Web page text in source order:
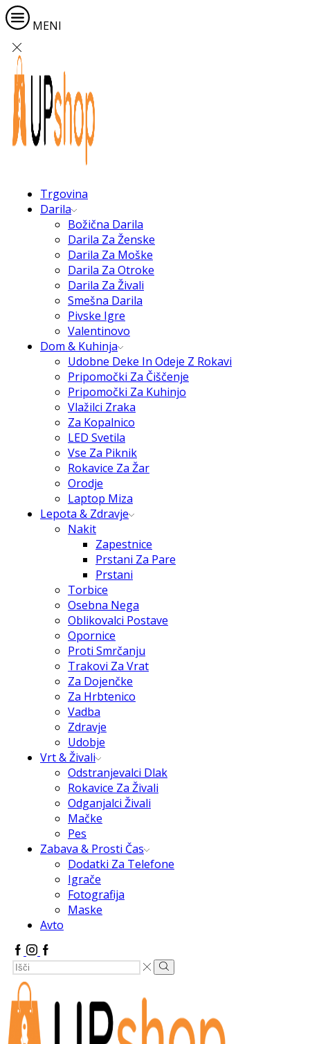
MENI
Trgovina
Darila
Božična Darila
Darila Za Ženske
Darila Za Moške
Darila Za Otroke
Darila Za Živali
Smešna Darila
Pivske Igre
Valentinovo
Dom & Kuhinja
Udobne Deke In Odeje Z Rokavi
Pripomočki Za Čiščenje
Pripomočki Za Kuhinjo
Vlažilci Zraka
Za Kopalnico
LED Svetila
Vse Za Piknik
Rokavice Za Žar
Orodje
Laptop Miza
Lepota & Zdravje
Nakit
Zapestnice
Prstani Za Pare
Prstani
Torbice
Osebna Nega
Oblikovalci Postave
Opornice
Proti Smrčanju
Trakovi Za Vrat
Za Dojenčke
Za Hrbtenico
Vadba
Zdravje
Udobje
Vrt & Živali
Odstranjevalci Dlak
Rokavice Za Živali
Odganjalci Živali
Mačke
Pes
Zabava & Prosti Čas
Dodatki Za Telefone
Igrače
Fotografija
Maske
Avto
Facebook
Instagram
Google
Plus
Search
Input
Search